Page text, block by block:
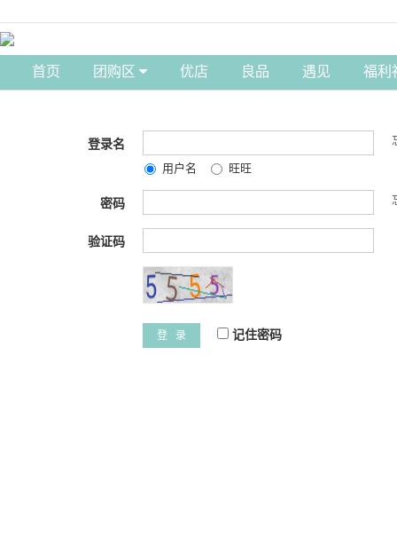
首页 团购区 优店 良品 遇见 福利
登录名
用户名 旺旺
密码
验证码
登 录 记住密码